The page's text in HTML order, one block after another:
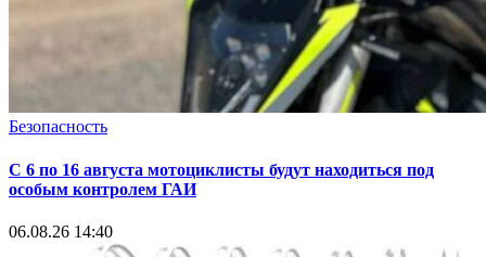
Безопасность
С 6 по 16 августа мотоциклисты будут находиться под
особым контролем ГАИ
06.08.26 14:40